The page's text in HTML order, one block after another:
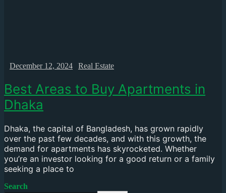
December 12, 2024 Real Estate
Best Areas to Buy Apartments in
Dhaka
Dhaka, the capital of Bangladesh, has grown rapidly
over the past few decades, and with this growth, the
demand for apartments has skyrocketed. Whether
you’re an investor looking for a good return or a family
seeking a place to
Search